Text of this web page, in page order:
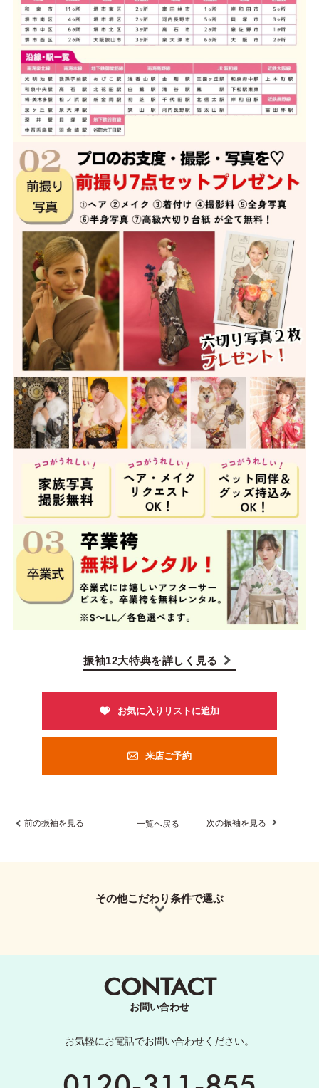
振袖12大特典を詳しく見る
来店ご予約
前の振袖を見る 一覧へ戻る 次の振袖を見る
その他こだわり条件で選ぶ
CONTACT
お問い合わせ
お気軽にお電話でお問い合わせください。